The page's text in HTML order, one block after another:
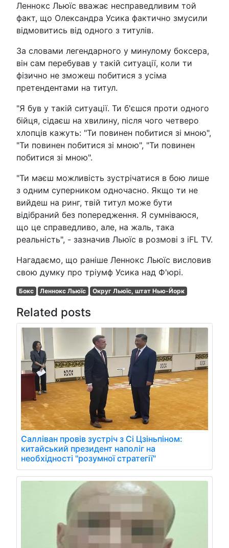
Леннокс Льюїс вважає несправедливим той
факт, що Олександра Усика фактично змусили
відмовитись від одного з титулів.
За словами легендарного у минулому боксера,
він сам перебував у такій ситуації, коли ти
фізично не зможеш побитися з усіма
претендентами на титул.
"Я був у такій ситуації. Ти б'єшся проти одного
бійця, сідаєш на хвилину, після чого четверо
хлопців кажуть: "Ти повинен побитися зі мною",
"Ти повинен побитися зі мною", "Ти повинен
побитися зі мною".
"Ти маєш можливість зустрічатися в бою лише
з одним суперником одночасно. Якщо ти не
вийдеш на ринг, твій титул може бути
відібраний без попередження. Я сумніваюся,
що це справедливо, але, на жаль, така
реальність", - зазначив Льюїс в розмові з iFL TV.
Нагадаємо, що раніше Леннокс Льюїс висловив
свою думку про тріумф Усика над Ф'юрі.
Бокс Леннокс Льюїс Округ Льюїс, штат Нью-Йорк
Related posts
Салліван провів зустріч з Сі Цзіньпіном:
китайський президент наполіг на
необхідності "розумної стратегії"